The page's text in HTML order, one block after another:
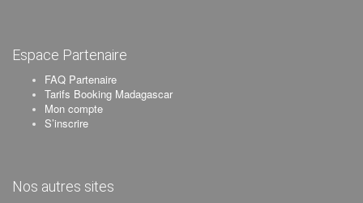
Espace Partenaire
FAQ Partenaire
Tarifs Booking Madagascar
Mon compte
S’inscrire
Nos autres sites